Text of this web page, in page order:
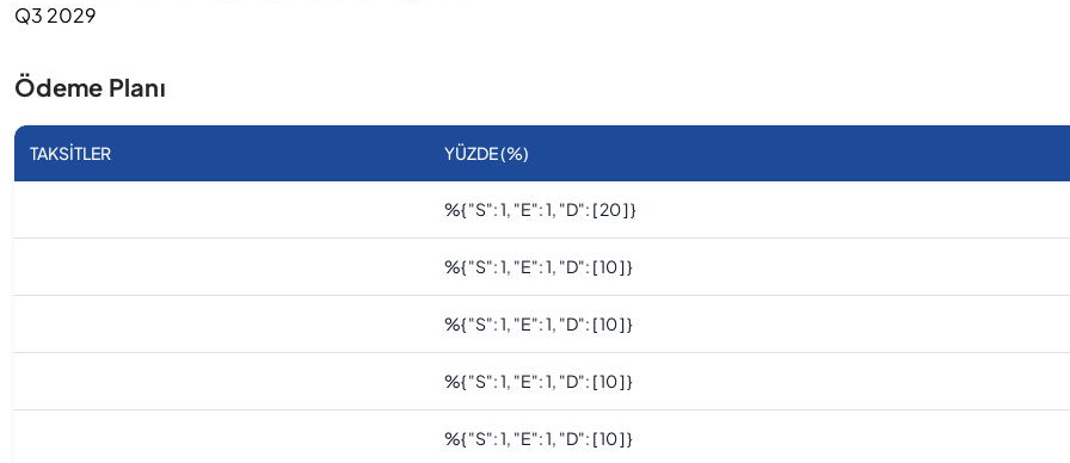
Q3 2029
Ödeme Planı
TAKSITLER YÜZDE (%)
%{ "s": 1, "e": 1, "d": [ 20 ] }
%{ "s": 1, "e": 1, "d": [ 10 ] }
%{ "s": 1, "e": 1, "d": [ 10 ] }
%{ "s": 1, "e": 1, "d": [ 10 ] }
%{ "s": 1, "e": 1, "d": [ 10 ] }